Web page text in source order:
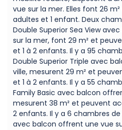
vue sur la mer. Elles font 26
adultes et 1 enfant. Deux
Double Superior Sea View
sur la mer, font 29 m² et
et 1 à 2 enfants. Il y a 95
Double Superior Triple avec
ville, mesurent 29 m² et
et 1 à 2 enfants. Il y a 55
Family Basic avec balcon
mesurent 38 m² et peuvent
2 enfants. Il y a 6 chambres
avec balcon offrent une vue